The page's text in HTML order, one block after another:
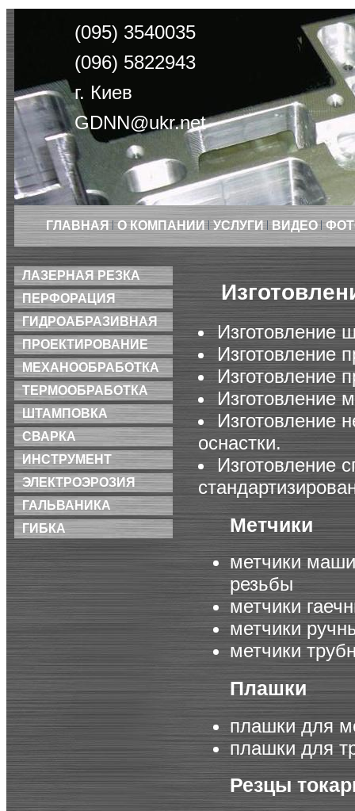
(095) 3540035
(096) 5822943
г. Киев
GDNN@ukr.net
ГЛАВНАЯ О КОМПАНИИ УСЛУГИ ВИДЕО
ЛАЗЕРНАЯ РЕЗКА
ПЕРФОРАЦИЯ
ГИДРОАБРАЗИВНАЯ
ПРОЕКТИРОВАНИЕ
МЕХАНООБРАБОТКА
ТЕРМООБРАБОТКА
ШТАМПОВКА
СВАРКА
ИНСТРУМЕНТ
ЭЛЕКТРОЭРОЗИЯ
ГАЛЬВАНИКА
ГИБКА
Изготовление
Изготовление
Изготовление
Изготовление
Изготовление
оснастки.
Изготовление
Метчики
метчики
резьбы
метчики
метчики
метчики
Плашки
плашки для
плашки для
Резцы